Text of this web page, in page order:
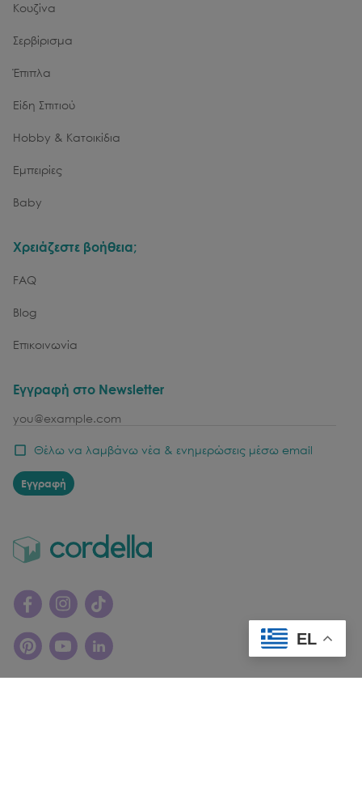
Κουζίνα
Σερβίρισμα
Έπιπλα
Είδη Σπιτιού
Hobby & Κατοικίδια
Εμπειρίες
Baby
Χρειάζεστε βοήθεια;
FAQ
Blog
Επικοινωνία
Εγγραφή στο Newsletter
email
Θέλω να λαμβάνω νέα & ενημερώσεις μέσω email
Εγγραφή
EL